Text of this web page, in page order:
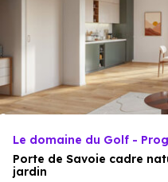
Le domaine du Golf -
Porte de Savoie cadre
jardin